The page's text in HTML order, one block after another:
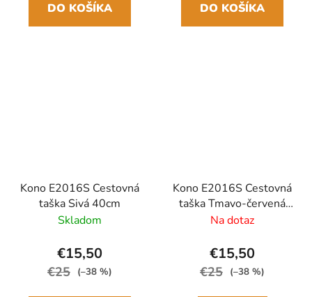
DO KOŠÍKA DO KOŠÍKA
Kono E2016S Cestovná
taška Sivá 40cm
Skladom
€15,50
€25 (–38 %)
Kono E2016S Cestovná
taška Tmavo-červená
40cm
Na dotaz
€15,50
€25 (–38 %)